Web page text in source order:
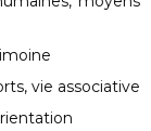
vie associative